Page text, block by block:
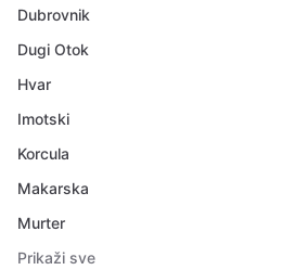
Dubrovnik
Dugi Otok
Hvar
Imotski
Korcula
Makarska
Murter
Prikaži sve